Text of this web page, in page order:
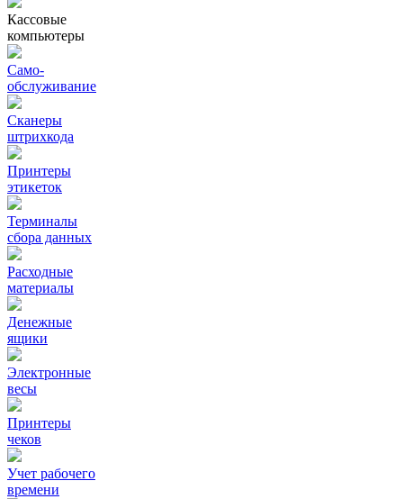
Кассовые
компьютеры
Само-
обслуживание
Сканеры
штрихкода
Принтеры
этикеток
Терминалы
сбора данных
Расходные
материалы
Денежные
ящики
Электронные
весы
Принтеры
чеков
Учет рабочего
времени